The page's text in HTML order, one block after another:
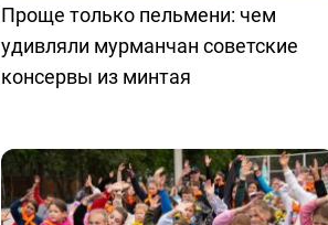
Проще только пельмени: чем
удивляли мурманчан советские
консервы из минтая